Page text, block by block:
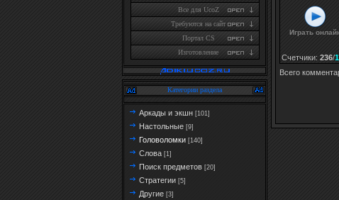
Все для UcoZ
Требуются на сайт
Портал CS
Изготовление
Категории раздела
Аркады и экшн [101]
Настольные [9]
Головоломки [140]
Слова [1]
Поиск предметов [20]
Стратегии [5]
Другие [3]
Играть
Счетчики: 236/
Всего